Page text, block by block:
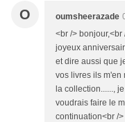
O oumsheerazade
<br />
joyeux
et dire aussi que
vos livres ils m'en
la collection......,
voudrais faire le
continuation<br /